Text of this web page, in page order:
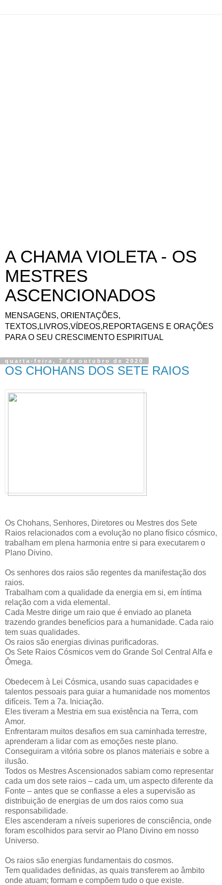
A CHAMA VIOLETA - OS
MESTRES
ASCENCIONADOS
MENSAGENS, ORIENTAÇÕES,
TEXTOS,LIVROS,VÍDEOS,REPORTAGENS E ORAÇÕES
PARA O SEU CRESCIMENTO ESPIRITUAL
quarta-feira, 7 de outubro de 2020
OS CHOHANS DOS SETE RAIOS
Os Chohans, Senhores, Diretores ou Mestres dos Sete
Raios relacionados com a evolução no plano físico cósmico,
trabalham em plena harmonia entre si para executarem o
Plano Divino.
Os senhores dos raios são regentes da manifestação dos
raios.
Trabalham com a qualidade da energia em si, em íntima
relação com a vida elemental.
Cada Mestre dirige um raio que é enviado ao planeta
trazendo grandes benefícios para a humanidade. Cada raio
tem suas qualidades.
Os raios são energias divinas purificadoras.
Os Sete Raios Cósmicos vem do Grande Sol Central Alfa e
Ômega.
Obedecem à Lei Cósmica, usando suas capacidades e
talentos pessoais para guiar a humanidade nos momentos
difíceis. Tem a 7a. Iniciação.
Eles tiveram a Mestria em sua existência na Terra, com
Amor.
Enfrentaram muitos desafios em sua caminhada terrestre,
aprenderam a lidar com as emoções neste plano.
Conseguiram a vitória sobre os planos materiais e sobre a
ilusão.
Todos os Mestres Ascensionados sabiam como representar
cada um dos sete raios – cada um, um aspecto diferente da
Fonte – antes que se confiasse a eles a supervisão as
distribuição de energias de um dos raios como sua
responsabilidade.
Eles ascenderam a níveis superiores de consciência, onde
foram escolhidos para servir ao Plano Divino em nosso
Universo.
Os raios são energias fundamentais do cosmos.
Tem qualidades definidas, as quais transferem ao âmbito
onde atuam; formam e compõem tudo o que existe.